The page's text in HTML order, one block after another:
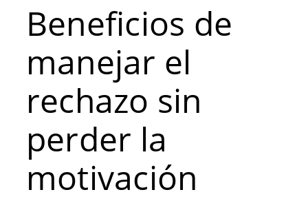
Beneficios de
manejar el
rechazo sin
perder la
motivación